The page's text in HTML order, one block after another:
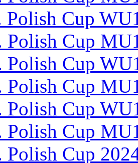
Polish Cup
Polish Cup
Polish Cup
Polish Cup
Polish Cup
Polish Cup
Polish Cup